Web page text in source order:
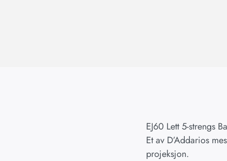
EJ60 Lett 5-strengs
Et av D’Addarios
projeksjon.